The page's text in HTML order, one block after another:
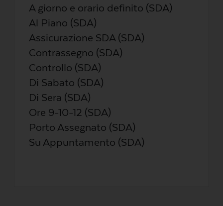
A giorno e orario definito (SDA)
Al Piano (SDA)
Assicurazione SDA (SDA)
Contrassegno (SDA)
Controllo (SDA)
Di Sabato (SDA)
Di Sera (SDA)
Ore 9-10-12 (SDA)
Porto Assegnato (SDA)
Su Appuntamento (SDA)